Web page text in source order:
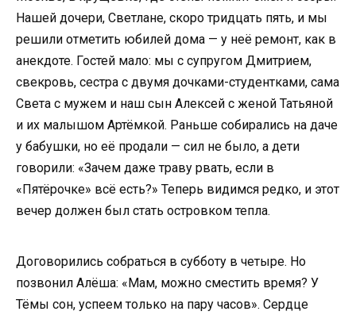
Нашей дочери, Светлане, скоро тридцать пять, и мы
решили отметить юбилей дома — у неё ремонт, как в
анекдоте. Гостей мало: мы с супругом Дмитрием,
свекровь, сестра с двумя дочками-студентками, сама
Света с мужем и наш сын Алексей с женой Татьяной
и их малышом Артёмкой. Раньше собирались на даче
у бабушки, но её продали — сил не было, а дети
говорили: «Зачем даже траву рвать, если в
«Пятёрочке» всё есть?» Теперь видимся редко, и этот
вечер должен был стать островком тепла.
Договорились собраться в субботу в четыре. Но
позвонил Алёша: «Мам, можно сместить время? У
Тёмы сон, успеем только на пару часов». Сердце